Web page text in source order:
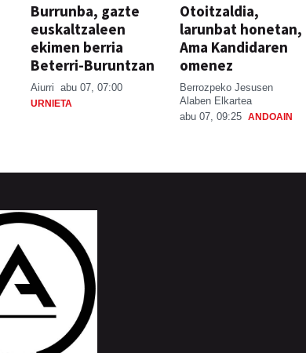
Burrunba, gazte
euskaltzaleen
ekimen berria
Beterri-Buruntzan
Aiurri abu 07, 07:00
URNIETA
Otoitzaldia,
larunbat honetan,
Ama Kandidaren
omenez
Berrozpeko Jesusen
Alaben Elkartea
abu 07, 09:25 ANDOAIN